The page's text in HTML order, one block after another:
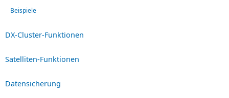
Beispiele
DX-Cluster-Funktionen
Satelliten-Funktionen
Datensicherung